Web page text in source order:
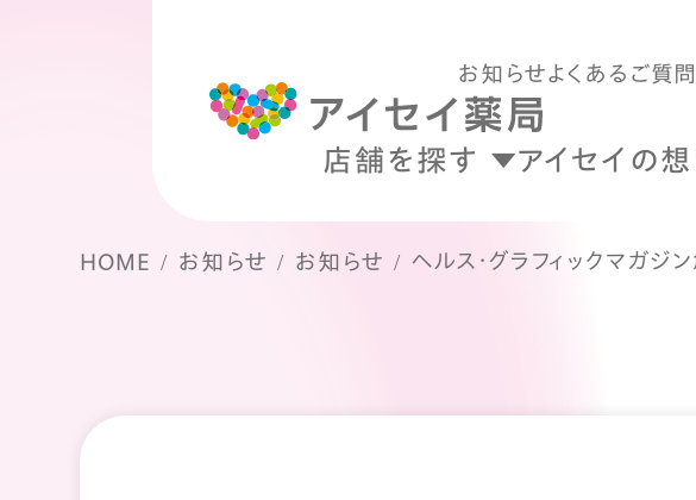
お知らせよくあるご質問
店舗を探す アイセイの
HOME お知らせ お知らせ ヘルス・グラフィックマガジ